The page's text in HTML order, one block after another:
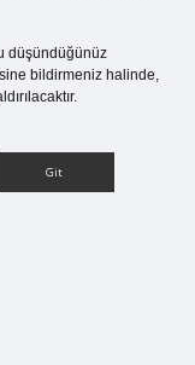
düşündüğünüz
bildirmeniz halinde,